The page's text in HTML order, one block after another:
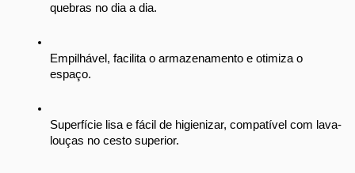
quebras no dia a dia.
Empilhável, facilita o armazenamento e otimiza o
espaço.
Superfície lisa e fácil de higienizar, compatível com lava-
louças no cesto superior.